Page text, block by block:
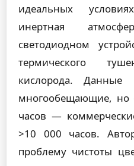
идеальных
инертная
светодиодном
термического
кислорода. Данные
многообещающие, но
часов —
>10 000 часов.
проблему чистоты